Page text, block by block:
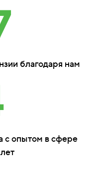
благодаря нам
с опытом в сфере